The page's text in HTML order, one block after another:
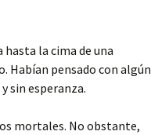
hasta la cima de una
Habían pensado con algún
sin esperanza.
mortales. No obstante,